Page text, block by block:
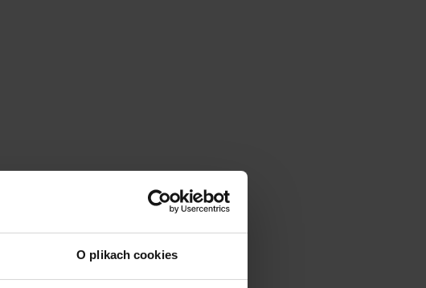
O plikach cookies